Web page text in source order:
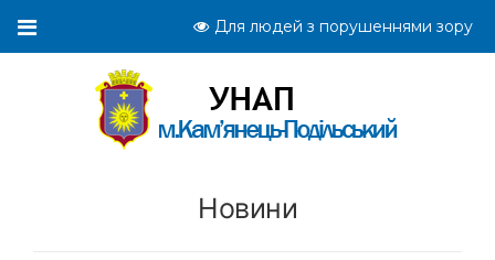
Для людей з порушеннями зору
Новини